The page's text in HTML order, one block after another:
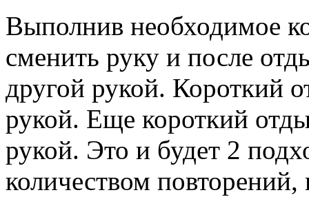
Выполнив необходимое
сменить руку и после
другой рукой. Короткий
рукой. Еще короткий
рукой. Это и будет 2
количеством повторений,